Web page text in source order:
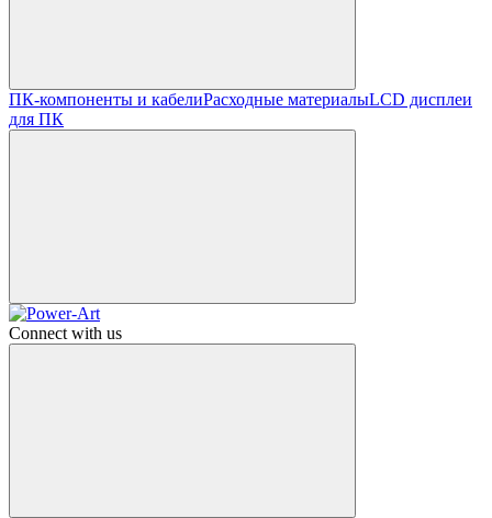
ПК-компоненты и кабелиРасходные материалыLCD дисплеи
для ПК
Connect with us